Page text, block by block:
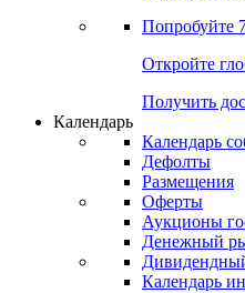
Попробуйте
Откройте
Получить
Календарь
Календарь
Дефолты
Размещения
Оферты
Аукционы
Денежный
Календарь